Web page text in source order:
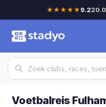
★★★★★9.2
Voetbalreis